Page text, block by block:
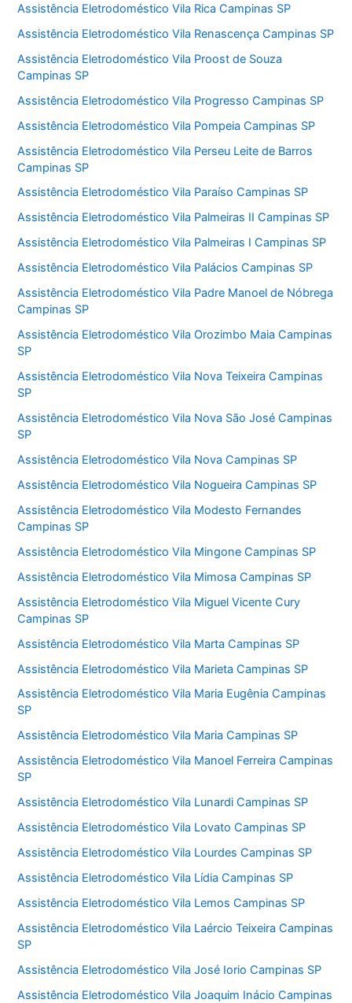
Assistência Eletrodoméstico Vila Rica Campinas SP
Assistência Eletrodoméstico Vila Renascença Campinas SP
Assistência Eletrodoméstico Vila Proost de Souza
Campinas SP
Assistência Eletrodoméstico Vila Progresso Campinas SP
Assistência Eletrodoméstico Vila Pompeia Campinas SP
Assistência Eletrodoméstico Vila Perseu Leite de Barros
Campinas SP
Assistência Eletrodoméstico Vila Paraíso Campinas SP
Assistência Eletrodoméstico Vila Palmeiras II Campinas SP
Assistência Eletrodoméstico Vila Palmeiras I Campinas SP
Assistência Eletrodoméstico Vila Palácios Campinas SP
Assistência Eletrodoméstico Vila Padre Manoel de Nóbrega
Campinas SP
Assistência Eletrodoméstico Vila Orozimbo Maia Campinas
SP
Assistência Eletrodoméstico Vila Nova Teixeira Campinas
SP
Assistência Eletrodoméstico Vila Nova São José Campinas
SP
Assistência Eletrodoméstico Vila Nova Campinas SP
Assistência Eletrodoméstico Vila Nogueira Campinas SP
Assistência Eletrodoméstico Vila Modesto Fernandes
Campinas SP
Assistência Eletrodoméstico Vila Mingone Campinas SP
Assistência Eletrodoméstico Vila Mimosa Campinas SP
Assistência Eletrodoméstico Vila Miguel Vicente Cury
Campinas SP
Assistência Eletrodoméstico Vila Marta Campinas SP
Assistência Eletrodoméstico Vila Marieta Campinas SP
Assistência Eletrodoméstico Vila Maria Eugênia Campinas
SP
Assistência Eletrodoméstico Vila Maria Campinas SP
Assistência Eletrodoméstico Vila Manoel Ferreira Campinas
SP
Assistência Eletrodoméstico Vila Lunardi Campinas SP
Assistência Eletrodoméstico Vila Lovato Campinas SP
Assistência Eletrodoméstico Vila Lourdes Campinas SP
Assistência Eletrodoméstico Vila Lídia Campinas SP
Assistência Eletrodoméstico Vila Lemos Campinas SP
Assistência Eletrodoméstico Vila Laércio Teixeira Campinas
SP
Assistência Eletrodoméstico Vila José Iorio Campinas SP
Assistência Eletrodoméstico Vila Joaquim Inácio Campinas